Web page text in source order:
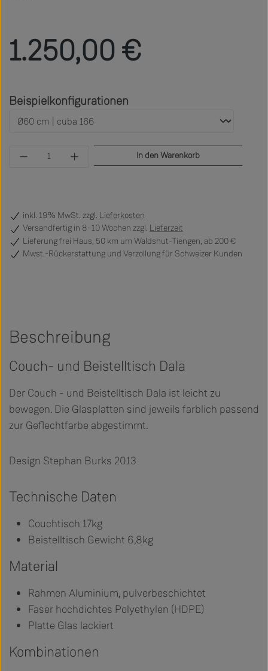
1.250,00 €
Beispielkonfigurationen
Produkt Anzahl: Gib den gewünschten Wert
In den Warenkorb
inkl. 19% MwSt. zzgl. Lieferkosten
Versandfertig in 8–10 Wochen zzgl. Lieferzeit
Lieferung frei Haus, 50 km um Waldshut-Tiengen, ab 200 €
Mwst.-Rückerstattung und Verzollung für Schweizer Kunden
Beschreibung
Couch- und Beistelltisch Dala
Der Couch - und Beistelltisch Dala ist leicht zu
bewegen. Die Glasplatten sind jeweils farblich passend
zur Geflechtfarbe abgestimmt.
Design Stephan Burks 2013
Technische Daten
Couchtisch 17kg
Beistelltisch Gewicht 6,8kg
Material
Rahmen Aluminium, pulverbeschichtet
Faser hochdichtes Polyethylen (HDPE)
Platte Glas lackiert
Kombinationen